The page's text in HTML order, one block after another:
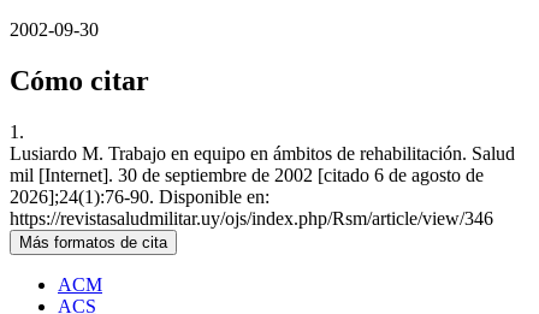
2002-09-30
Cómo citar
1.
Lusiardo M. Trabajo en equipo en ámbitos de rehabilitación. Salud
mil [Internet]. 30 de septiembre de 2002 [citado 6 de agosto de
2026];24(1):76-90. Disponible en:
https://revistasaludmilitar.uy/ojs/index.php/Rsm/article/view/346
Más formatos de cita
ACM
ACS